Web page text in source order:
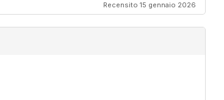
Recensito 15 gennaio 2026